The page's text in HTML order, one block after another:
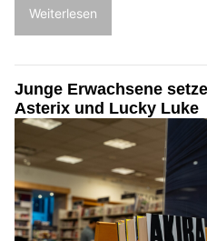
Weiterlesen
Junge Erwachsene
Asterix und Lucky Luke